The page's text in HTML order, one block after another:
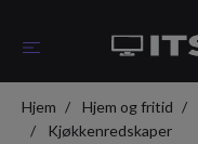
Hjem Hjem og fritid
Kjøkkenredskaper